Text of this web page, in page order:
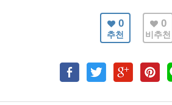
0
추천
0
비추천